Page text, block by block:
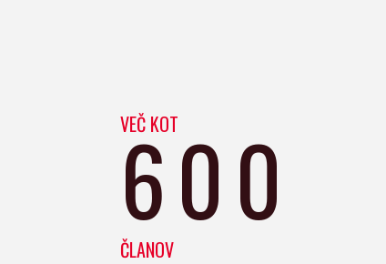
VEČ KOT
600
ČLANOV